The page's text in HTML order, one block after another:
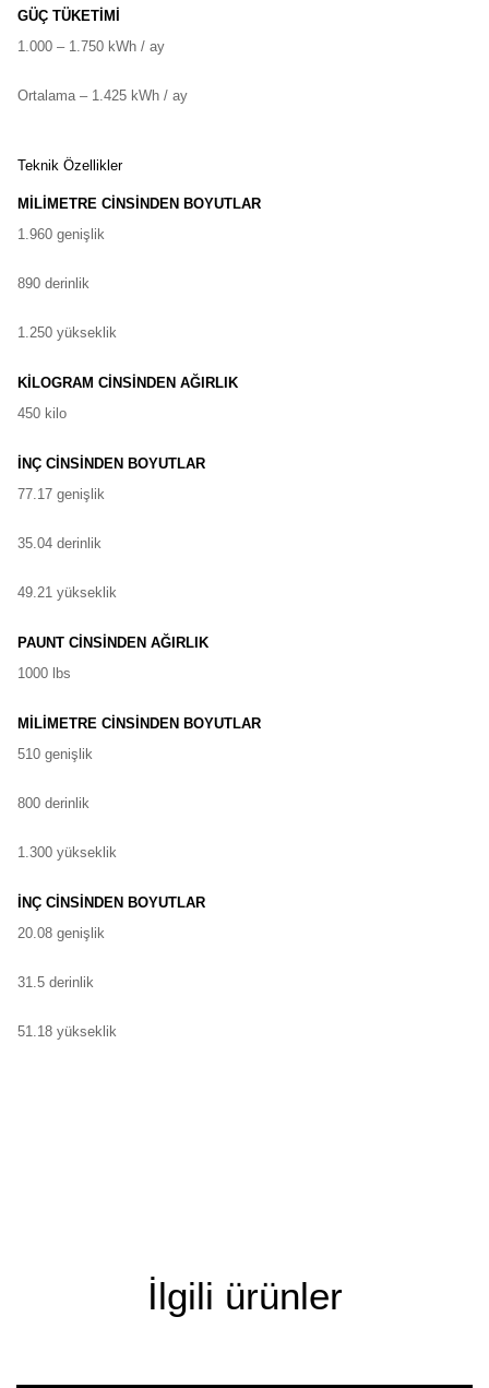
GÜÇ TÜKETİMİ
1.000 – 1.750 kWh / ay
Ortalama – 1.425 kWh / ay
Teknik Özellikler
MİLİMETRE CİNSİNDEN BOYUTLAR
1.960 genişlik
890 derinlik
1.250 yükseklik
KİLOGRAM CİNSİNDEN AĞIRLIK
450 kilo
İNÇ CİNSİNDEN BOYUTLAR
77.17 genişlik
35.04 derinlik
49.21 yükseklik
PAUNT CİNSİNDEN AĞIRLIK
1000 lbs
MİLİMETRE CİNSİNDEN BOYUTLAR
510 genişlik
800 derinlik
1.300 yükseklik
İNÇ CİNSİNDEN BOYUTLAR
20.08 genişlik
31.5 derinlik
51.18 yükseklik
İlgili ürünler